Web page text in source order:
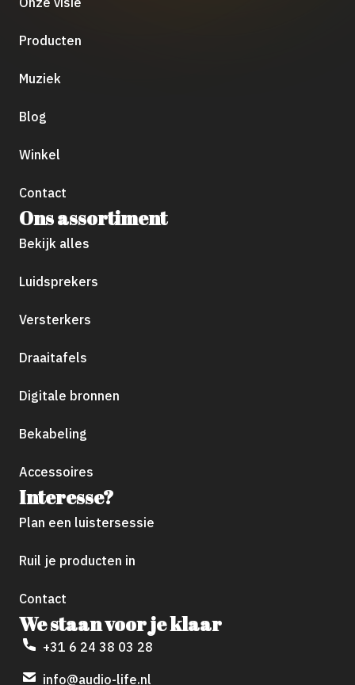
Producten
Muziek
Blog
Winkel
Contact
Ons assortiment
Bekijk alles
Luidsprekers
Versterkers
Draaitafels
Digitale bronnen
Bekabeling
Accessoires
Interesse?
Plan een luistersessie
Ruil je producten in
Contact
We staan voor je klaar
+31 6 24 38 03 28
info@audio-life.nl